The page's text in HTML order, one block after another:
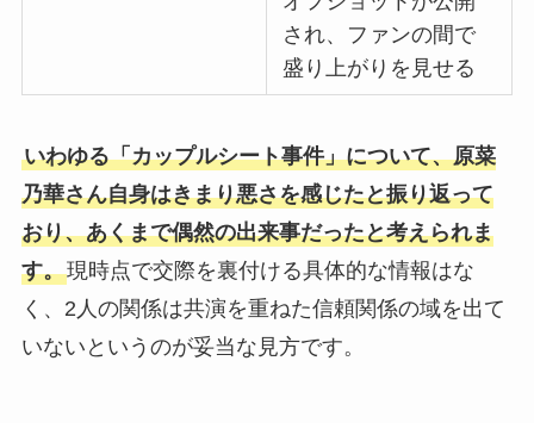
され、ファンの間で
盛り上がりを見せる
いわゆる「カップルシート事件」について、原菜
乃華さん自身はきまり悪さを感じたと振り返って
おり、あくまで偶然の出来事だったと考えられま
す。現時点で交際を裏付ける具体的な情報はな
く、2人の関係は共演を重ねた信頼関係の域を出て
いないというのが妥当な見方です。